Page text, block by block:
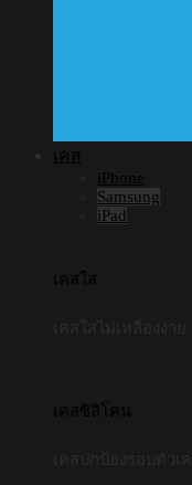
เคส
iPhone
Samsung
iPad
เคสใส
เคสซิลิโคน